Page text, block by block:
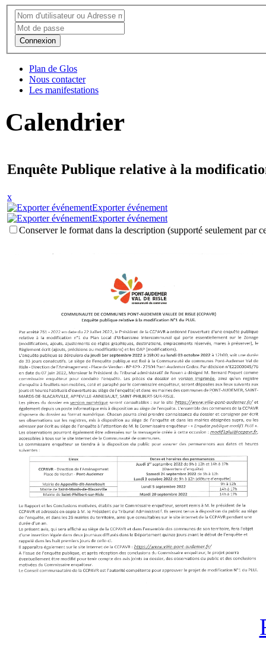
Connexion
Plan de Glos
Nous contacter
Les manifestations
Calendrier
Enquête Publique relative à la
x
Exporter événement
Exporter événement
Conserver le format dans la description (supporté seulement par